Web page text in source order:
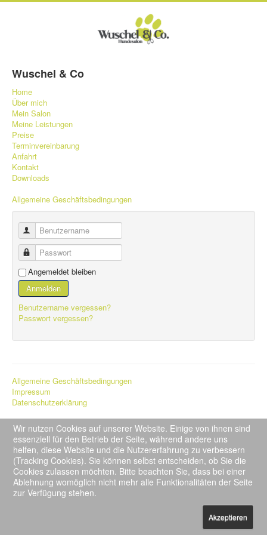
Wuschel & Co
Home
Über mich
Mein Salon
Meine Leistungen
Preise
Terminvereinbarung
Anfahrt
Kontakt
Downloads
Allgemeine Geschäftsbedingungen
Benutzername
Passwort
Angemeldet bleiben
Anmelden
Benutzername vergessen?
Passwort vergessen?
Allgemeine Geschäftsbedingungen
Impressum
Datenschutzerklärung
Nach oben
© 2026 Wuschel & Co.
Wir nutzen Cookies auf unserer Website. Einige von ihnen sind
essenziell für den Betrieb der Seite, während andere uns
helfen, diese Website und die Nutzererfahrung zu verbessern
(Tracking Cookies). Sie können selbst entscheiden, ob Sie die
Cookies zulassen möchten. Bitte beachten Sie, dass bei einer
Ablehnung womöglich nicht mehr alle Funktionalitäten der Seite
zur Verfügung stehen.
Akzeptieren